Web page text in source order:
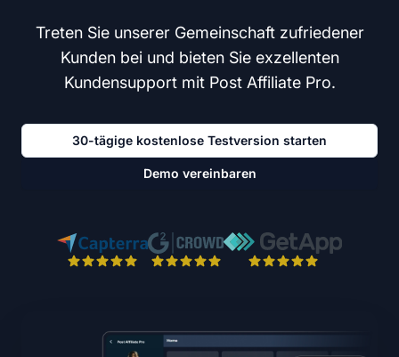
Treten Sie unserer Gemeinschaft zufriedener
Kunden bei und bieten Sie exzellenten
Kundensupport mit Post Affiliate Pro.
30-tägige kostenlose Testversion starten
Demo vereinbaren